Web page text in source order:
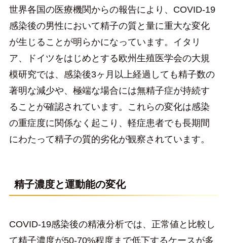
世界各国の医療機関からの報告により、COVID-19
感染後の男性において精子の質と量に重大な変化
が生じることが明らかになっています。イタリ
ア、ドイツをはじめとする欧州生殖医学会の大規
模研究では、感染後3ヶ月以上経過しても精子数の
著明な減少や、極端な場合には無精子症が持続す
ることが確認されています。これらの変化は感染
の重症度に関係なく起こり、軽症患者でも長期間
にわたって精子の質的劣化が観察されています。
精子濃度と運動能の変化
COVID-19感染後の精液分析では、正常値と比較し
て精子濃度が50-70%程度まで低下するケースが多